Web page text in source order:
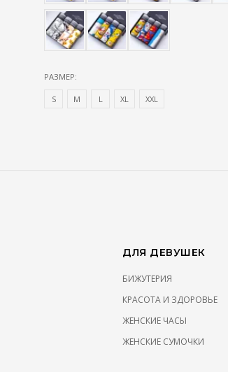
РАЗМЕР:
S М L XL XXL
ДЛЯ ДЕВУШЕК
БИЖУТЕРИЯ
КРАСОТА И ЗДОРОВЬЕ
ЖЕНСКИЕ ЧАСЫ
ЖЕНСКИЕ СУМОЧКИ